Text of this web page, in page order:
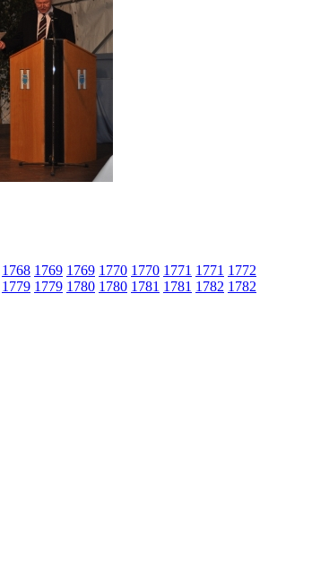
1768 1769 1769 1770 1770 1771 1771 1772
1779 1779 1780 1780 1781 1781 1782 1782